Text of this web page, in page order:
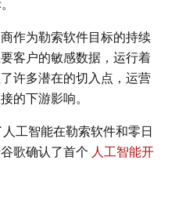
作为勒索软件目标的持续
客户的敏感数据，运行着
许多潜在的切入点，运营
的下游影响。
工智能在勒索软件和零日
歌确认了首个 人工智能开